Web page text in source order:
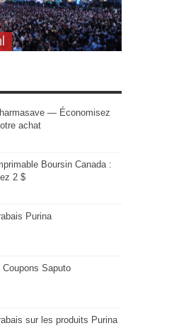
— Économisez
achat
Boursin Canada :
2 $
Purina
Coupons Saputo
sur les produits Purina